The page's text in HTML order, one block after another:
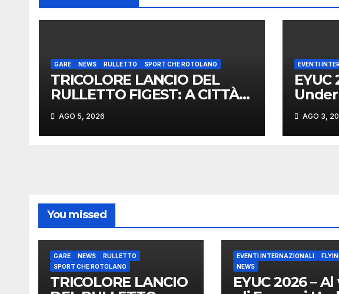
GARE NEWS RULLETTO SPORT CHE ROTOLANO
TRICOLORE LANCIO DEL
RULLETTO FIGEST: A CITTÀ
MARCHIGIANI ED UMBRI
AGO 5, 2026
EVENTI
AGO 3,
You missed
GARE NEWS
RULLETTO
SPORT CHE ROTOLANO
TRICOLORE LANCIO
EVENTI INTERNAZIONALI
NEWS
EYUC 2026 – Al